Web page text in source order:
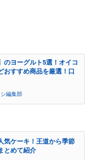
のヨーグルト5選！オイコ
おすすめ商品を厳選！口
編集部
気ケーキ！王道から季節
とめて紹介